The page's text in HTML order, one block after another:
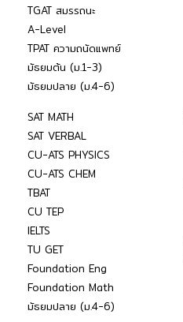
TGAT สมรรถนะ
A-Level
TPAT ความถนัดแพทย์
มัธยมต้น (ม.1-3)
มัธยมปลาย (ม.4-6)
SAT MATH
SAT VERBAL
CU-ATS PHYSICS
CU-ATS CHEM
TBAT
CU TEP
IELTS
TU GET
Foundation Eng
Foundation Math
มัธยมปลาย (ม.4-6)